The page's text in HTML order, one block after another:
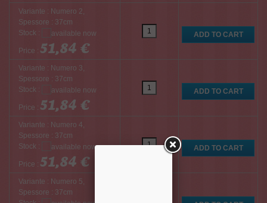
Variante : Numero 2,
Spessore : 37cm
Stock :
Price : 51,84 €
Variante : Numero 3,
Spessore : 37cm
Stock :
Price : 51,84 €
Variante : Numero 4,
Spessore : 37cm
Stock :
Price : 51,84 €
Variante : Numero 5,
Spessore : 37cm